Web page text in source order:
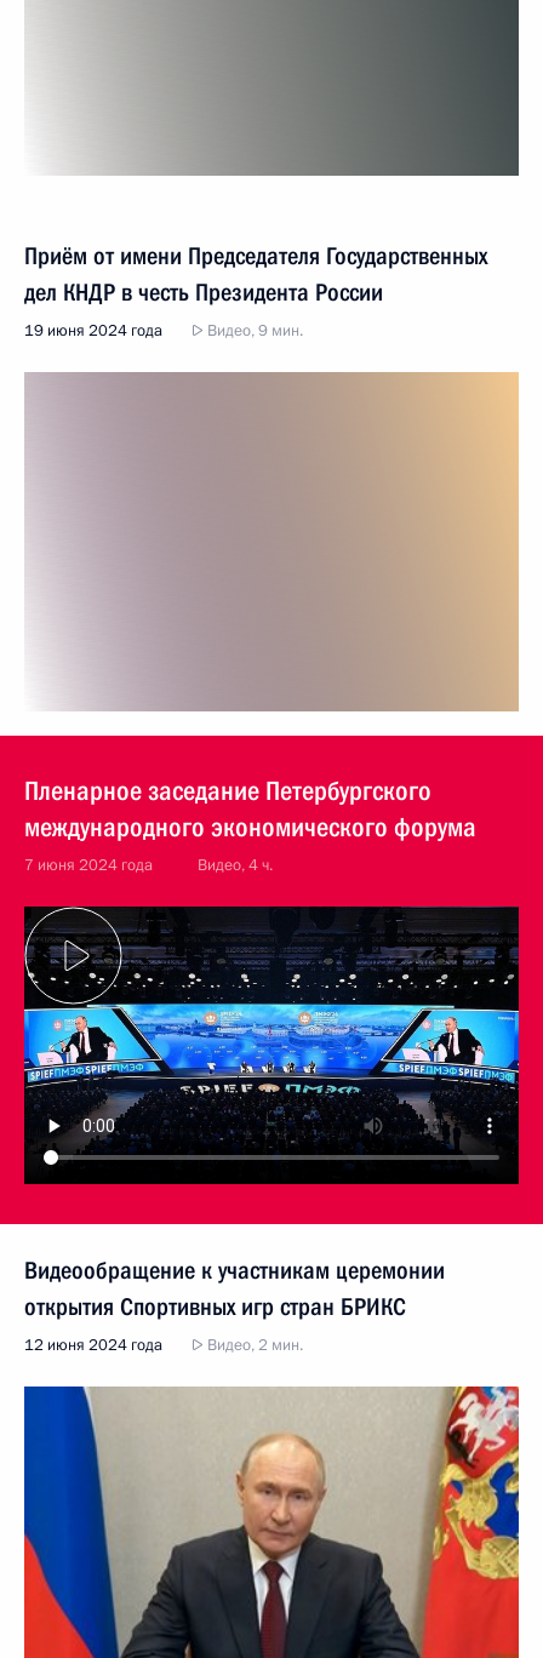
Приём от имени Председателя Государственных
дел КНДР в честь Президента России
19 июня 2024 года Видео, 9 мин.
Пленарное заседание Петербургского
международного экономического форума
7 июня 2024 года Видео, 4 ч.
Видеообращение к участникам церемонии
открытия Спортивных игр стран БРИКС
12 июня 2024 года Видео, 2 мин.